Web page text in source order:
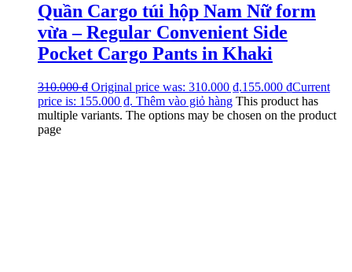
Quần Cargo túi hộp Nam Nữ form
vừa – Regular Convenient Side
Pocket Cargo Pants in Khaki
310.000₫ Original price was: 310.000 ₫.155.000 ₫Current
price is: 155.000 ₫. Thêm vào giỏ hàng This product has
multiple variants. The options may be chosen on the product
page